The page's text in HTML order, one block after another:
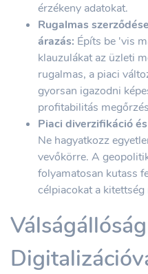
érzékeny adatokat.
Rugalmas
árazás: Építs be 'vis
klauzulákat az üzleti
rugalmas, a piaci
gyorsan igazodni
profitabilitás
Piaci diverzifikáció
Ne hagyatkozz
vevőkörre. A
folyamatosan kutass
célpiacokat a